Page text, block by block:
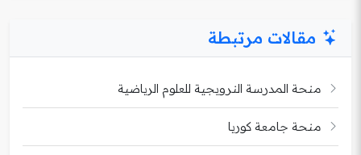
مقالات مرتبطة
منحة المدرسة النرويجية للعلوم الرياضية
منحة جامعة كوريا